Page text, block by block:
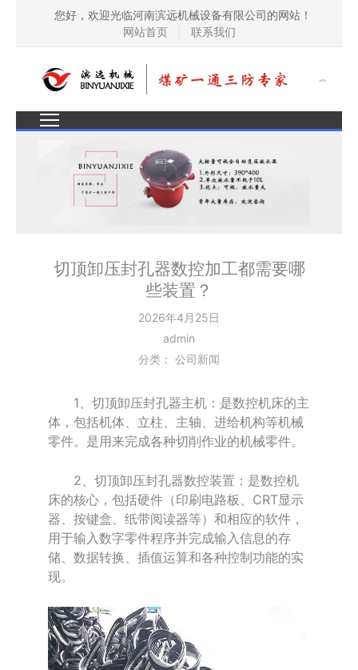
您好，欢迎光临河南滨远机械设备有限公司的网站！
网站首页
联系我们
切顶卸压封孔器数控加工都需要哪
些装置？
2026年4月25日
admin
分类： 公司新闻
1、切顶卸压封孔器主机：是数控机床的主
体，包括机体、立柱、主轴、进给机构等机械
零件。是用来完成各种切削作业的机械零件。
2、切顶卸压封孔器数控装置：是数控机
床的核心，包括硬件（印刷电路板、CRT显示
器、按键盒、纸带阅读器等）和相应的软件，
用于输入数字零件程序并完成输入信息的存
储、数据转换、插值运算和各种控制功能的实
现。